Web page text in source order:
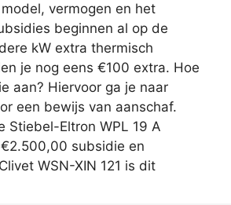
vermogen en het
beginnen al op de
kW extra thermisch
je nog eens €100 extra. Hoe
aan? Hiervoor ga je naar
een bewijs van aanschaf.
Stiebel-Eltron WPL 19 A
subsidie en
WSN-XIN 121 is dit